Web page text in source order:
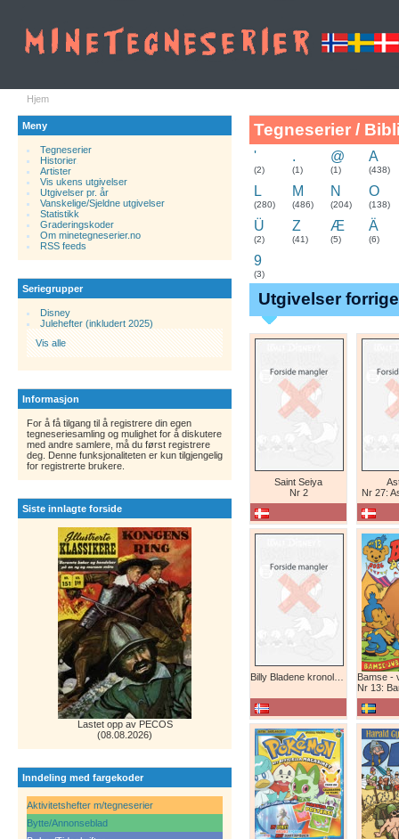
Hjem
Meny
Tegneserier
Historier.
Artister
Vis ukens utgivelser
Utgivelser pr. år
Vanskelige/Sjeldne utgivelser
Statistikk
Graderingskoder
Om minetegneserier.no
RSS feeds
Seriegrupper
Disney
Julehefter (inkludert 2025)
Vis alle
Informasjon
For å få tilgang til å registrere din egen
tegneseriesamling og mulighet for å diskutere
med andre samlere, må du først registrere
deg. Denne funksjonaliteten er kun tilgjengelig
for registrerte brukere.
Siste innlagte forside
Lastet opp av PECOS
(08.08.2026)
Inndeling med fargekoder
Aktivitetshefter m/tegneserier
Bytte/Annonseblad
Tegneserier /
'
(2)
.
(1)
@
(1)
A
(438)
L
(280)
M
(486)
N
(204)
O
(138)
Ü
(2)
Z
(41)
Æ
(5)
Ä
(6)
9
(3)
Utgivelser
Saint Seiya
Nr 2
Nr 27:
Nr 13: Bamse-